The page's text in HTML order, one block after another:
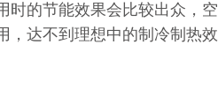
时的节能效果会比较出众，空
，达不到理想中的制冷制热效